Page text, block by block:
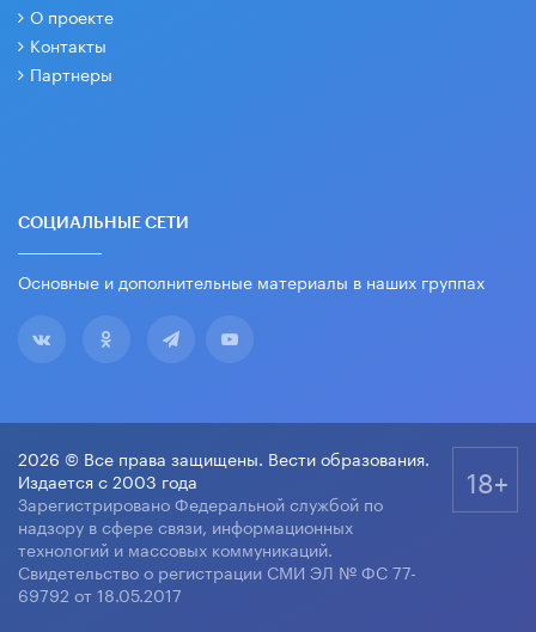
О проекте
Контакты
Партнеры
СОЦИАЛЬНЫЕ СЕТИ
Основные и дополнительные материалы в наших группах
2026 © Все права защищены. Вести образования.
Издается с 2003 года
Зарегистрировано Федеральной службой по
надзору в сфере связи, информационных
технологий и массовых коммуникаций.
Свидетельство о регистрации СМИ ЭЛ № ФС 77-
69792 от 18.05.2017
18+